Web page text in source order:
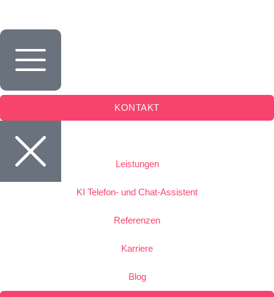
KONTAKT
Leistungen
KI Telefon- und Chat-Assistent
Referenzen
Karriere
Blog